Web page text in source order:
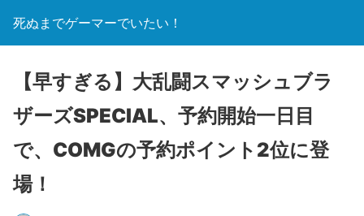
死ぬまでゲーマーでいたい！
【早すぎる】大乱闘スマッシュブラ
ザーズSPECIAL、予約開始一日目
で、COMGの予約ポイント2位に登
場！